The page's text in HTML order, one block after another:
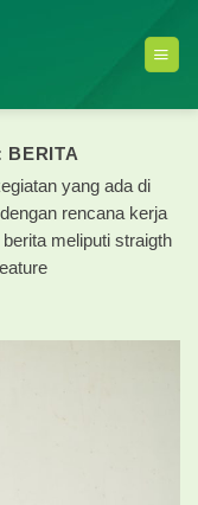
BERITA
yang ada di
rencana kerja
meliputi straigth